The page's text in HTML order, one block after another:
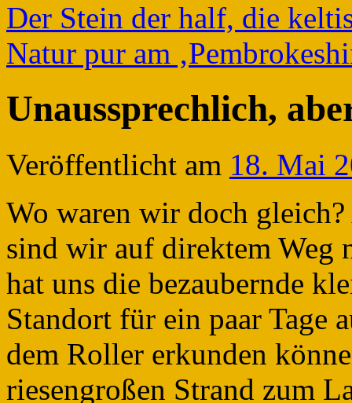
Der Stein der half, die
Natur pur am
Unaussprechlich,
Veröffentlicht am 18. Mai
Wo waren wir doch
sind wir auf direktem Weg
hat uns die bezaubernde
Standort für ein paar Tage
dem Roller erkunden
riesengroßen Strand zum